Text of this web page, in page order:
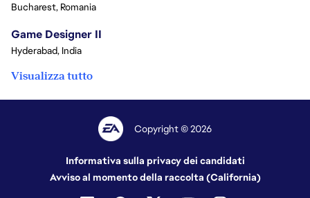
Bucharest, Romania
Game Designer II
Hyderabad, India
Visualizza tutto
Copyright © 2026
Informativa sulla privacy dei candidati
Avviso al momento della raccolta (California)